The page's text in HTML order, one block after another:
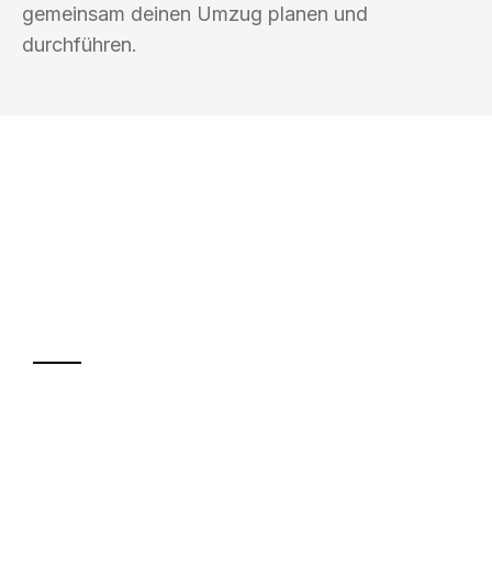
gemeinsam deinen Umzug planen und
durchführen.